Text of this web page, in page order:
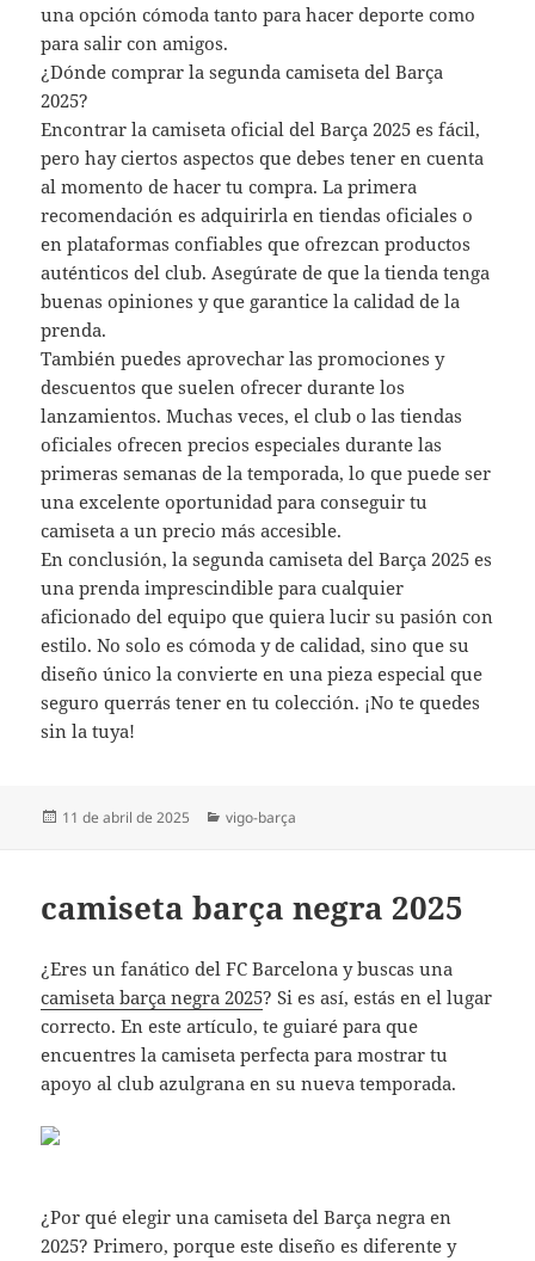
una opción cómoda tanto para hacer deporte como
para salir con amigos.
¿Dónde comprar la segunda camiseta del Barça
2025?
Encontrar la camiseta oficial del Barça 2025 es fácil,
pero hay ciertos aspectos que debes tener en cuenta
al momento de hacer tu compra. La primera
recomendación es adquirirla en tiendas oficiales o
en plataformas confiables que ofrezcan productos
auténticos del club. Asegúrate de que la tienda tenga
buenas opiniones y que garantice la calidad de la
prenda.
También puedes aprovechar las promociones y
descuentos que suelen ofrecer durante los
lanzamientos. Muchas veces, el club o las tiendas
oficiales ofrecen precios especiales durante las
primeras semanas de la temporada, lo que puede ser
una excelente oportunidad para conseguir tu
camiseta a un precio más accesible.
En conclusión, la segunda camiseta del Barça 2025 es
una prenda imprescindible para cualquier
aficionado del equipo que quiera lucir su pasión con
estilo. No solo es cómoda y de calidad, sino que su
diseño único la convierte en una pieza especial que
seguro querrás tener en tu colección. ¡No te quedes
sin la tuya!
Publicado
11 de abril de 2025 Categorías
vigo-barça
camiseta barça negra 2025
¿Eres un fanático del FC Barcelona y buscas una
camiseta barça negra 2025? Si es así, estás en el lugar
correcto. En este artículo, te guiaré para que
encuentres la camiseta perfecta para mostrar tu
apoyo al club azulgrana en su nueva temporada.
¿Por qué elegir una camiseta del Barça negra en
2025? Primero, porque este diseño es diferente y